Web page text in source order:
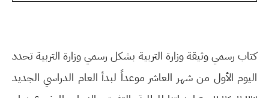
كتاب رسمي وثيقة وزارة التربية بشكل رسمي وزارة التربية تحدد
اليوم الأول من شهر العاشر موعداً لبدأ العام الدراسي الجديد